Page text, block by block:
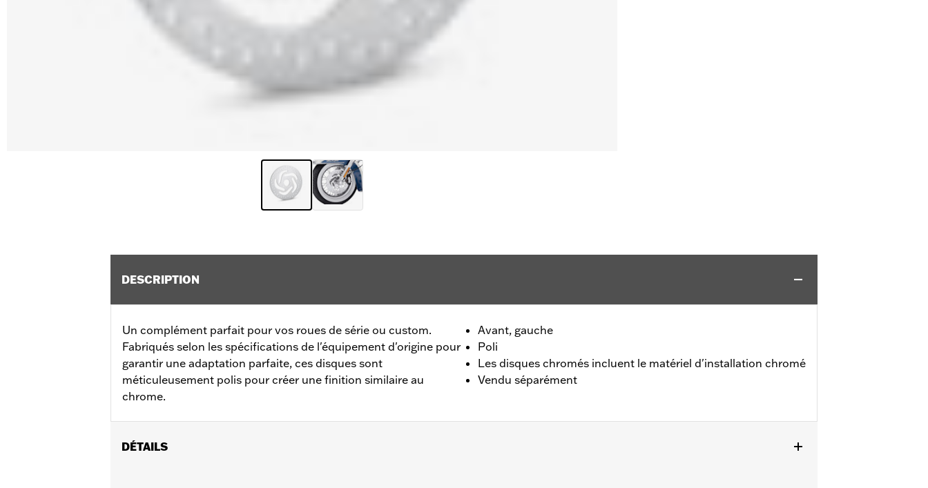
DESCRIPTION
Un complément parfait pour vos roues de série ou custom.
Fabriqués selon les spécifications de l'équipement d'origine pour
garantir une adaptation parfaite, ces disques sont
méticuleusement polis pour créer une finition similaire au
chrome.
Avant, gauche
Poli
Les disques chromés incluent le matériel d'installation chromé
Vendu séparément
DÉTAILS